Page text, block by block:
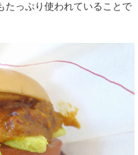
たっぷり使われていることで